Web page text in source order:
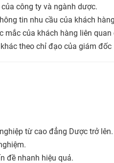
công ty và ngành dược.
tin nhu cầu của khách hàng
của khách hàng liên
theo chỉ đạo của giám đốc
từ cao đẳng Dược trở lên.
đề nhanh hiệu quả.